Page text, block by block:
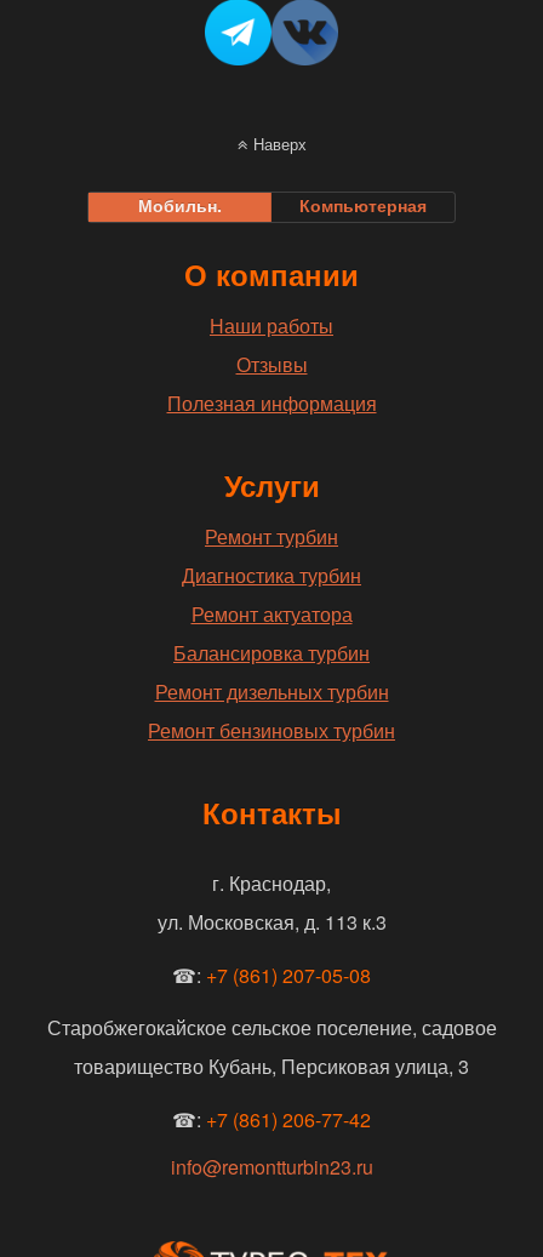
Наверх
Мобильн. Компьютерная
О компании
Наши работы
Отзывы
Полезная информация
Услуги
Ремонт турбин
Диагностика турбин
Ремонт актуатора
Балансировка турбин
Ремонт дизельных турбин
Ремонт бензиновых турбин
Контакты
г. Краснодар,
ул. Московская, д. 113 к.3
☎: +7 (861) 207-05-08
Старобжегокайское сельское поселение, садовое
товарищество Кубань, Персиковая улица, 3
☎: +7 (861) 206-77-42
info@remontturbin23.ru